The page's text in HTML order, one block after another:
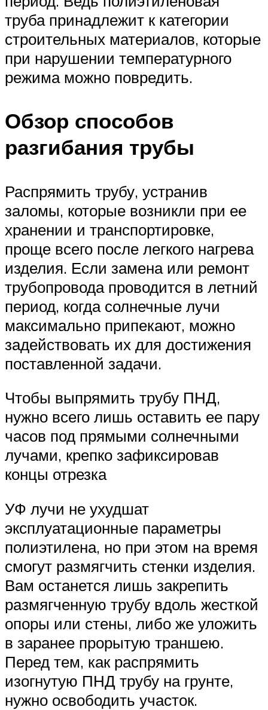
труба принадлежит к категории
строительных материалов, которые
при нарушении температурного
режима можно повредить.
Обзор способов
разгибания трубы
Распрямить трубу, устранив
заломы, которые возникли при ее
хранении и транспортировке,
проще всего после легкого нагрева
изделия. Если замена или ремонт
трубопровода проводится в летний
период, когда солнечные лучи
максимально припекают, можно
задействовать их для достижения
поставленной задачи.
Чтобы выпрямить трубу ПНД,
нужно всего лишь оставить ее пару
часов под прямыми солнечными
лучами, крепко зафиксировав
концы отрезка
УФ лучи не ухудшат
эксплуатационные параметры
полиэтилена, но при этом на время
смогут размягчить стенки изделия.
Вам останется лишь закрепить
размягченную трубу вдоль жесткой
опоры или стены, либо же уложить
в заранее прорытую траншею.
Перед тем, как распрямить
изогнутую ПНД трубу на грунте,
нужно освободить участок.